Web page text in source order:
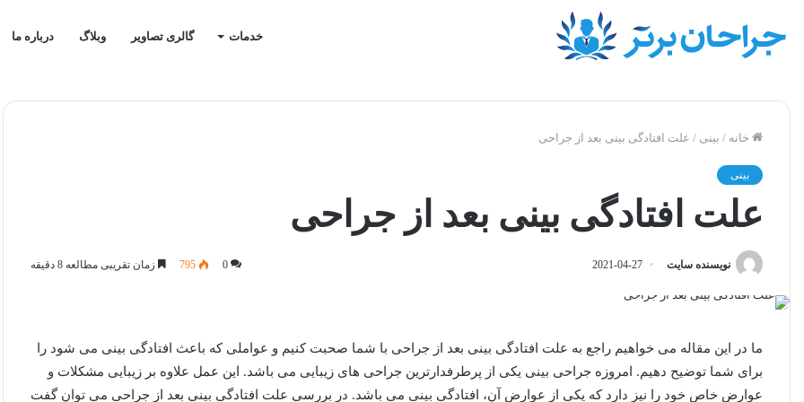
خدمات گالری تصاویر وبلاگ درباره ما
خانه / بینی / علت افتادگی بینی بعد از جراحی
بینی
علت افتادگی بینی بعد از جراحی
نویسنده سایت 2021-04-27
0
795 زمان تقریبی مطالعه 8 دقیقه
ما در این مقاله می خواهیم راجع به علت افتادگی بینی بعد از جراحی با شما صحبت کنیم و عواملی که باعث افتادگی بینی می شود را
برای شما توضیح دهیم. امروزه جراحی بینی یکی از پرطرفدارترین جراحی های زیبایی می باشد. این عمل علاوه بر زیبایی مشکلات و
عوارض خاص خود را نیز دارد که یکی از عوارض آن، افتادگی بینی می باشد. در بررسی علت افتادگی بینی بعد از جراحی می توان گفت